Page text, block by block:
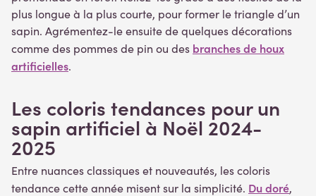
plus longue à la plus courte, pour former le triangle d’un
sapin. Agrémentez-le ensuite de quelques décorations
comme des pommes de pin ou des branches de houx
artificielles.
Les coloris tendances pour un
sapin artificiel à Noël 2024-
2025
Entre nuances classiques et nouveautés, les coloris
tendance cette année misent sur la simplicité. Du doré,